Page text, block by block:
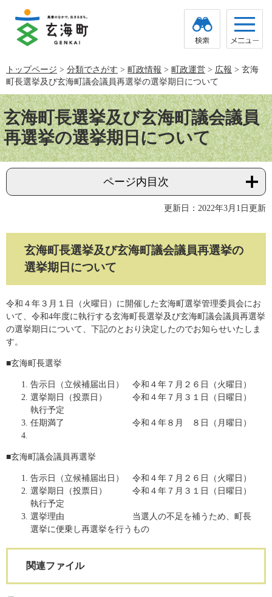
で
す。
ば
し
て
本
文
へ
トップページ > 分類でさがす > 町政情報 > 町政運営 > 広報 > 玄海
町長選挙及び玄海町議会議員再選挙の選挙期日について
本
文玄海町長選挙及び玄海町議会議員
再選挙の選挙期日について
ページ内目次
更新日：2022年3月1日更新
玄海町長選挙及び玄海町議会議員再選挙の
選挙期日について
令和４年３月１日（火曜日）に開催した玄海町選挙管理委員会にお
いて、令和4年度に執行する玄海町長選挙及び玄海町議会議員再選挙
の選挙期日について、下記のとおり決定したのでお知らせいたしま
す。
■玄海町長選挙
告示日（立候補届出日） 令和４年７月２６日（火曜日）
選挙期日（投票日） 令和４年７月３１日（日曜日）
執行予定
任期満了 令和４年８月 ８日（月曜日）
■玄海町議会議員再選挙
告示日（立候補届出日） 令和４年７月２６日（火曜日）
選挙期日（投票日） 令和４年７月３１日（日曜日）
執行予定
選挙理由 当選人の不足を補うため、町長
選挙に便乗し再選挙を行うもの
関連ファイル